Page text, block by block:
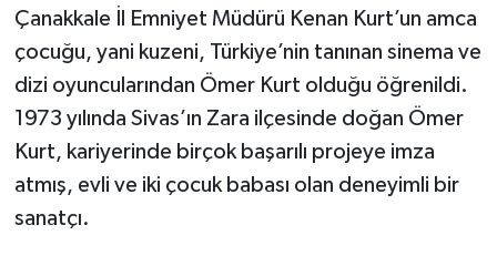
Çanakkale İl Emniyet Müdürü Kenan Kurt’un amca
çocuğu, yani kuzeni, Türkiye’nin tanınan sinema ve
dizi oyuncularından Ömer Kurt olduğu öğrenildi.
1973 yılında Sivas’ın Zara ilçesinde doğan Ömer
Kurt, kariyerinde birçok başarılı projeye imza
atmış, evli ve iki çocuk babası olan deneyimli bir
sanatçı.
Siyaset
Spor
Tarım ve Ekonomi
Teknoloji